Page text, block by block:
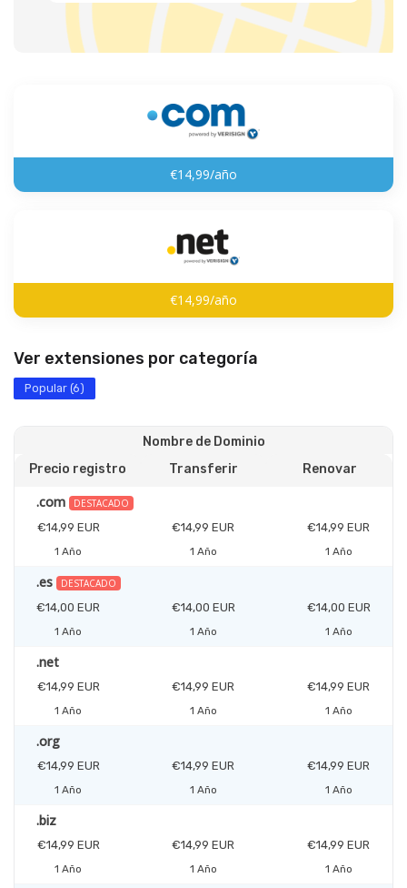
€14,99/año
€14,99/año
Ver extensiones por categoría
Popular (6)
Nombre de Dominio
Precio registro
Transferir Renovar
.com DESTACADO
€14,99 EUR
1 Año
€14,99 EUR
1 Año
€14,99 EUR
1 Año
.es DESTACADO
€14,00 EUR
1 Año
€14,00 EUR
1 Año
€14,00 EUR
1 Año
.net
€14,99 EUR
1 Año
€14,99 EUR
1 Año
€14,99 EUR
1 Año
.org
€14,99 EUR
1 Año
€14,99 EUR
1 Año
€14,99 EUR
1 Año
.biz
€14,99 EUR
1 Año
€14,99 EUR
1 Año
€14,99 EUR
1 Año